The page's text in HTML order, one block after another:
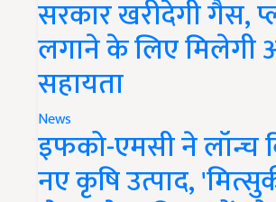
सरकार खरीदेगी गैस,
लगाने के लिए मिलेगी
सहायता
News
इफको-एमसी ने लॉन्च
नए कृषि उत्पाद,